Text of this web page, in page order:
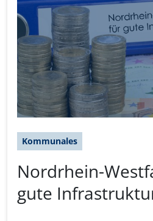
Kommunales
Nordrhein-
gute